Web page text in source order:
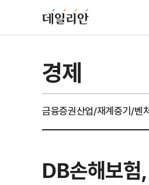
경제
금융증권산업/재계중기/벤
DB손해보험